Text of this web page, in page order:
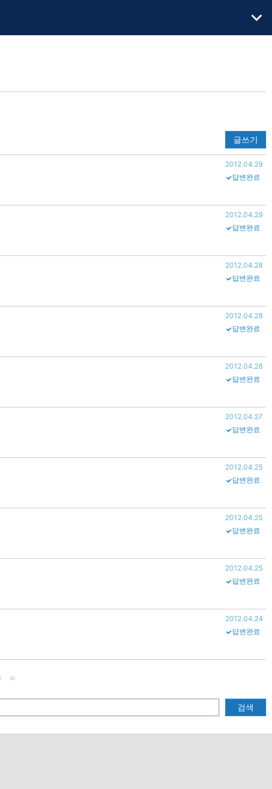
글쓰기
2012.04.29
답변완료
2012.04.29
답변완료
2012.04.28
답변완료
2012.04.28
답변완료
2012.04.28
답변완료
2012.04.27
답변완료
2012.04.25
답변완료
2012.04.25
답변완료
2012.04.25
답변완료
2012.04.24
답변완료
검색